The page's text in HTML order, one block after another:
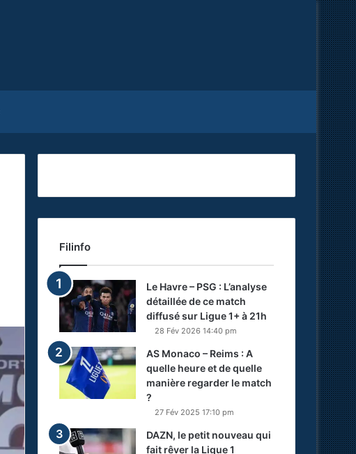
Filinfo
Le Havre – PSG : L’analyse
détaillée de ce match
diffusé sur Ligue 1+ à 21h
28 Fév 2026 14:40 pm
AS Monaco – Reims : A
quelle heure et de quelle
manière regarder le match
?
27 Fév 2025 17:10 pm
DAZN, le petit nouveau qui
fait rêver la Ligue 1